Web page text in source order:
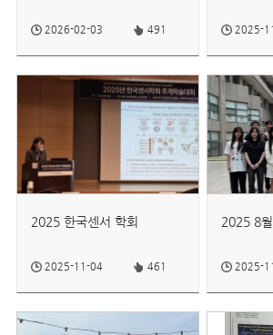
2026-02-03 491 2025-
2025 한국센서 학회
2025-11-04 461
2025 8
2025-